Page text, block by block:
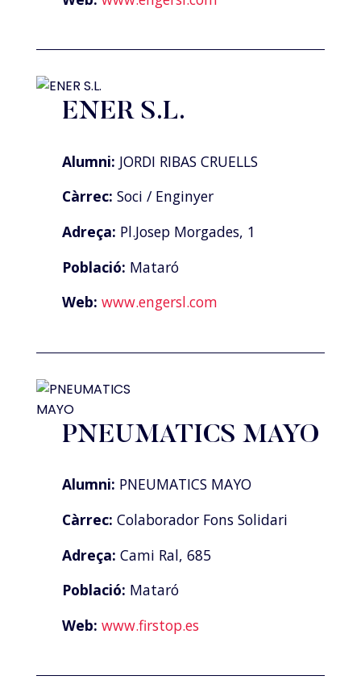
ENER S.L.
Alumni: JORDI RIBAS CRUELLS
Càrrec: Soci / Enginyer
Adreça: Pl.Josep Morgades, 1
Població: Mataró
Web: www.engersl.com
PNEUMATICS MAYO
Alumni: PNEUMATICS MAYO
Càrrec: Colaborador Fons Solidari
Adreça: Cami Ral, 685
Població: Mataró
Web: www.firstop.es